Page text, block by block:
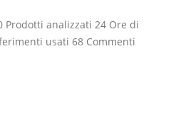
Prodotti analizzati 24 Ore di
usati 68 Commenti